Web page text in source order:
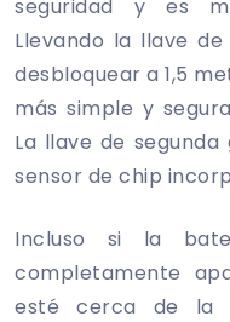
seguridad y es
Llevando la llave
desbloquear a 1,5
más simple y
La llave de
sensor de chip
Incluso si la
completamente
esté cerca de la